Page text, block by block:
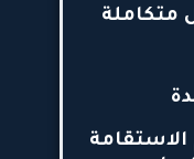
متكاملة